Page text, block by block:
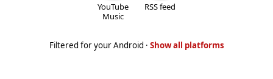
YouTube
Music
RSS feed
Filtered for your Android · Show all platforms